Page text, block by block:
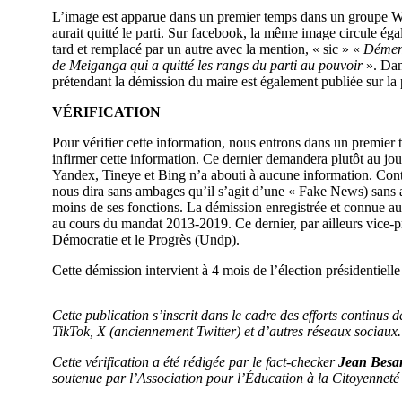
L’image est apparue dans un premier temps dans un groupe
aurait quitté le parti. Sur facebook, la même image circule
tard et remplacé par un autre avec la mention, « sic » «
de Meiganga qui a quitté les rangs du parti au pouvoir».
prétendant la démission du maire est également publiée sur
​VÉRIFICATION
Pour vérifier cette information, nous entrons dans un
infirmer cette information. Ce dernier demandera plutôt au
Yandex, Tineye et Bing n’a abouti à aucune information.
nous dira sans ambages qu’il s’agit d’une « Fake News)
moins de ses fonctions. La démission enregistrée et connue
au cours du mandat 2013-2019. Ce dernier, par ailleurs vice-
Démocratie et le Progrès (Undp).
Cette démission intervient à 4 mois de l’élection
Cette publication s’inscrit dans le cadre des efforts
TikTok, X (anciennement Twitter) et d’autres réseaux sociaux.
Cette vérification a été rédigée par le fact-checkerJean
soutenue par l’Association pour l’Éducation à la